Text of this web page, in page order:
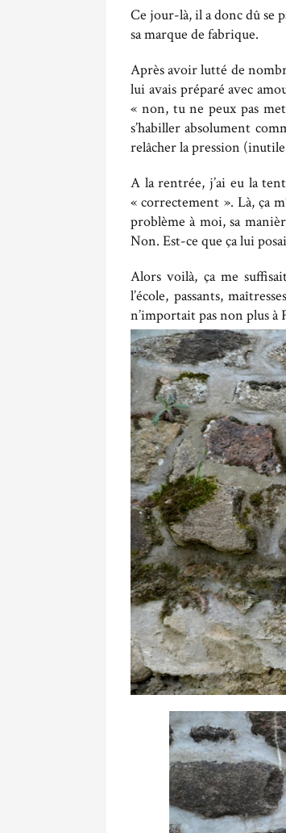
Ce jour-là, il a donc dû se
sa marque de fabrique.
Après avoir lutté de
lui avais préparé avec
« non, tu ne peux pas
s’habiller absolument
relâcher la pression
A la rentrée, j’ai eu la
« correctement ». Là, ça
problème à moi, sa
Non. Est-ce que ça lui
Alors voilà, ça me
l’école, passants,
n’importait pas non plus à